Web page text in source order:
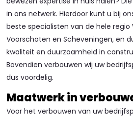
in ons netwerk. Hierdoor kunt u bij
beste specialisten van de hele regio
Voorschoten en Scheveningen, en
kwaliteit en duurzaamheid in
Bovendien verbouwen wij uw
dus voordelig.
Maatwerk in
Voor het verbouwen van uw